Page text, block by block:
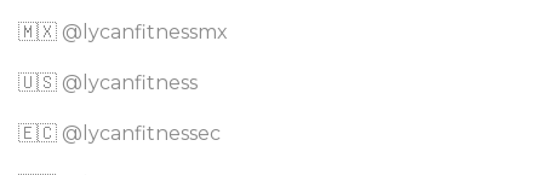
🇲🇽 @lycanfitnessmx
🇺🇸 @lycanfitness
🇪🇨 @lycanfitnessec